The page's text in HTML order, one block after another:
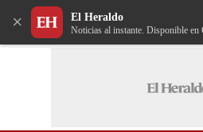
× El Heraldo
Noticias al instante. Disponible en